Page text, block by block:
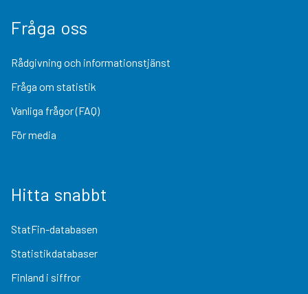
Fråga oss
Rådgivning och informationstjänst
Fråga om statistik
Vanliga frågor (FAQ)
För media
Hitta snabbt
StatFin-databasen
Statistikdatabaser
Finland i siffror